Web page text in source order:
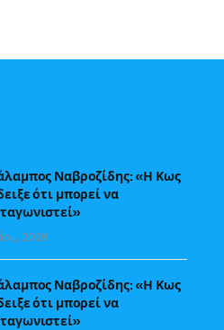
Ναβροζίδης: «Η Κως
ότι μπορεί να
2026
Ναβροζίδης: «Η Κως
ότι μπορεί να